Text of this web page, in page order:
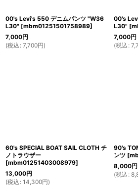
00's Levi's 550 デニムパンツ "W36
L30" [mbm01251501758989]
7,000円
(税込 : 7,700円)
00's
L30" [
7,000円
(税込 :
60's SPECIAL BOAT SAIL CLOTH チ
ノトラウザー
[mbm01251403008979]
13,000円
(税込 : 14,300円)
90's
ンツ [
8,000円
(税込 :